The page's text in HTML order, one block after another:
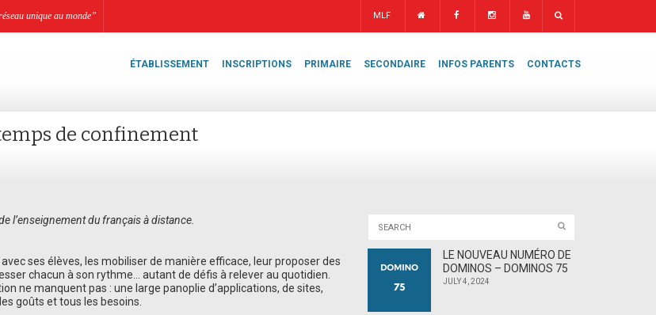
unique au monde” MLF
ÉTABLISSEMENT INSCRIPTIONS PRIMAIRE SECONDAIRE INFOS PARENTS CONTACTS
de confinement
l’enseignement du français à distance.
ses élèves, les mobiliser de manière efficace, leur proposer des
chacun à son rythme… autant de défis à relever au quotidien.
ne manquent pas : une large panoplie d’applications, de sites,
goûts et tous les besoins.
LE NOUVEAU NUMÉRO DE
DOMINOS – DOMINOS 75
JULY 4, 2024